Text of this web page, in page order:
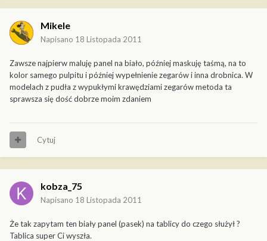
Mikele
Napisano 18 Listopada 2011
Zawsze najpierw maluję panel na biało, później maskuję taśmą, na to
kolor samego pulpitu i później wypełnienie zegarów i inna drobnica. W
modelach z pudła z wypukłymi krawędziami zegarów metoda ta
sprawsza się dość dobrze moim zdaniem
Cytuj
kobza_75
Napisano 18 Listopada 2011
Że tak zapytam ten biały panel (pasek) na tablicy do czego służył ?
Tablica super Ci wyszła.